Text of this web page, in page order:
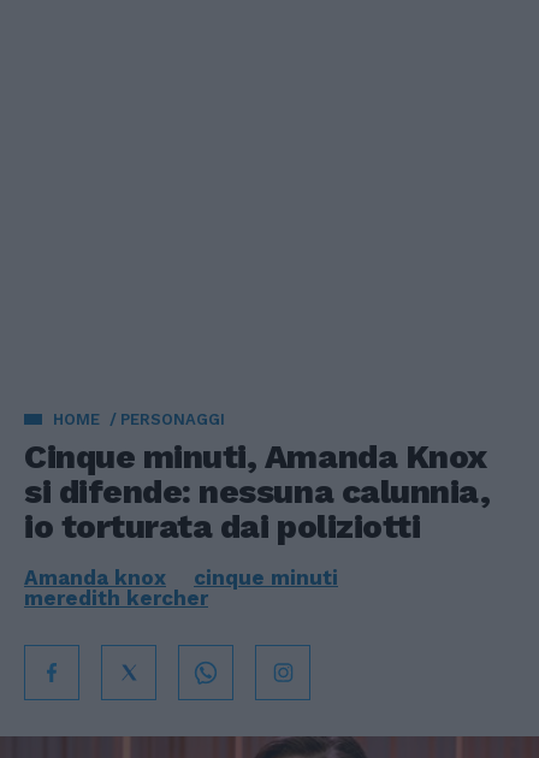
HOME PERSONAGGI
Cinque minuti, Amanda Knox
si difende: nessuna calunnia,
io torturata dai poliziotti
Amanda knox
cinque minuti
meredith kercher